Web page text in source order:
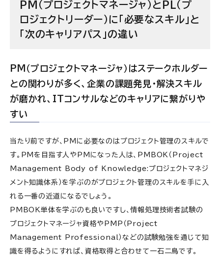
PM（プロジェクトマネージャ）とPL（プ
ロジェクトリーダー）に「必要なスキル」と
「次のキャリアパス」の違い
PM（プロジェクトマネージャ）はステークホルダー
との関わりが多く、企業の課題発見・解決スキル
が磨かれ、ITコンサルなどのキャリアに繋がりや
すい
当たり前ですが、PMに必要なのはプロジェクト管理のスキルで
す。PMを目指す人やPMになった人は、PMBOK（Project
Management Body of Knowledge:プロジェクトマネジ
メント知識体系）を学ぶのがプロジェクト管理のスキルを手に入
れる一番の近道になるでしょう。
PMBOK単体を学ぶのも良いですし、情報処理技術者試験の
プロジェクトマネージャ資格やPMP（Project
Management Professional）などの試験勉強を通じて知
識を得るようにすれば、資格取得と合わせて一石二鳥です。